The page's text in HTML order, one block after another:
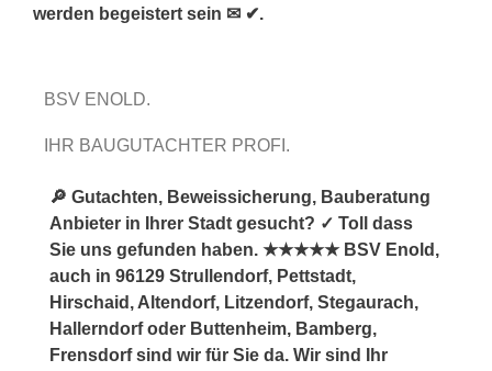
werden begeistert sein ✉ ✔.
BSV ENOLD.
IHR BAUGUTACHTER PROFI.
🔎 Gutachten, Beweissicherung, Bauberatung
Anbieter in Ihrer Stadt gesucht? ✓ Toll dass
Sie uns gefunden haben. ★★★★★ BSV Enold,
auch in 96129 Strullendorf, Pettstadt,
Hirschaid, Altendorf, Litzendorf, Stegaurach,
Hallerndorf oder Buttenheim, Bamberg,
Frensdorf sind wir für Sie da. Wir sind Ihr